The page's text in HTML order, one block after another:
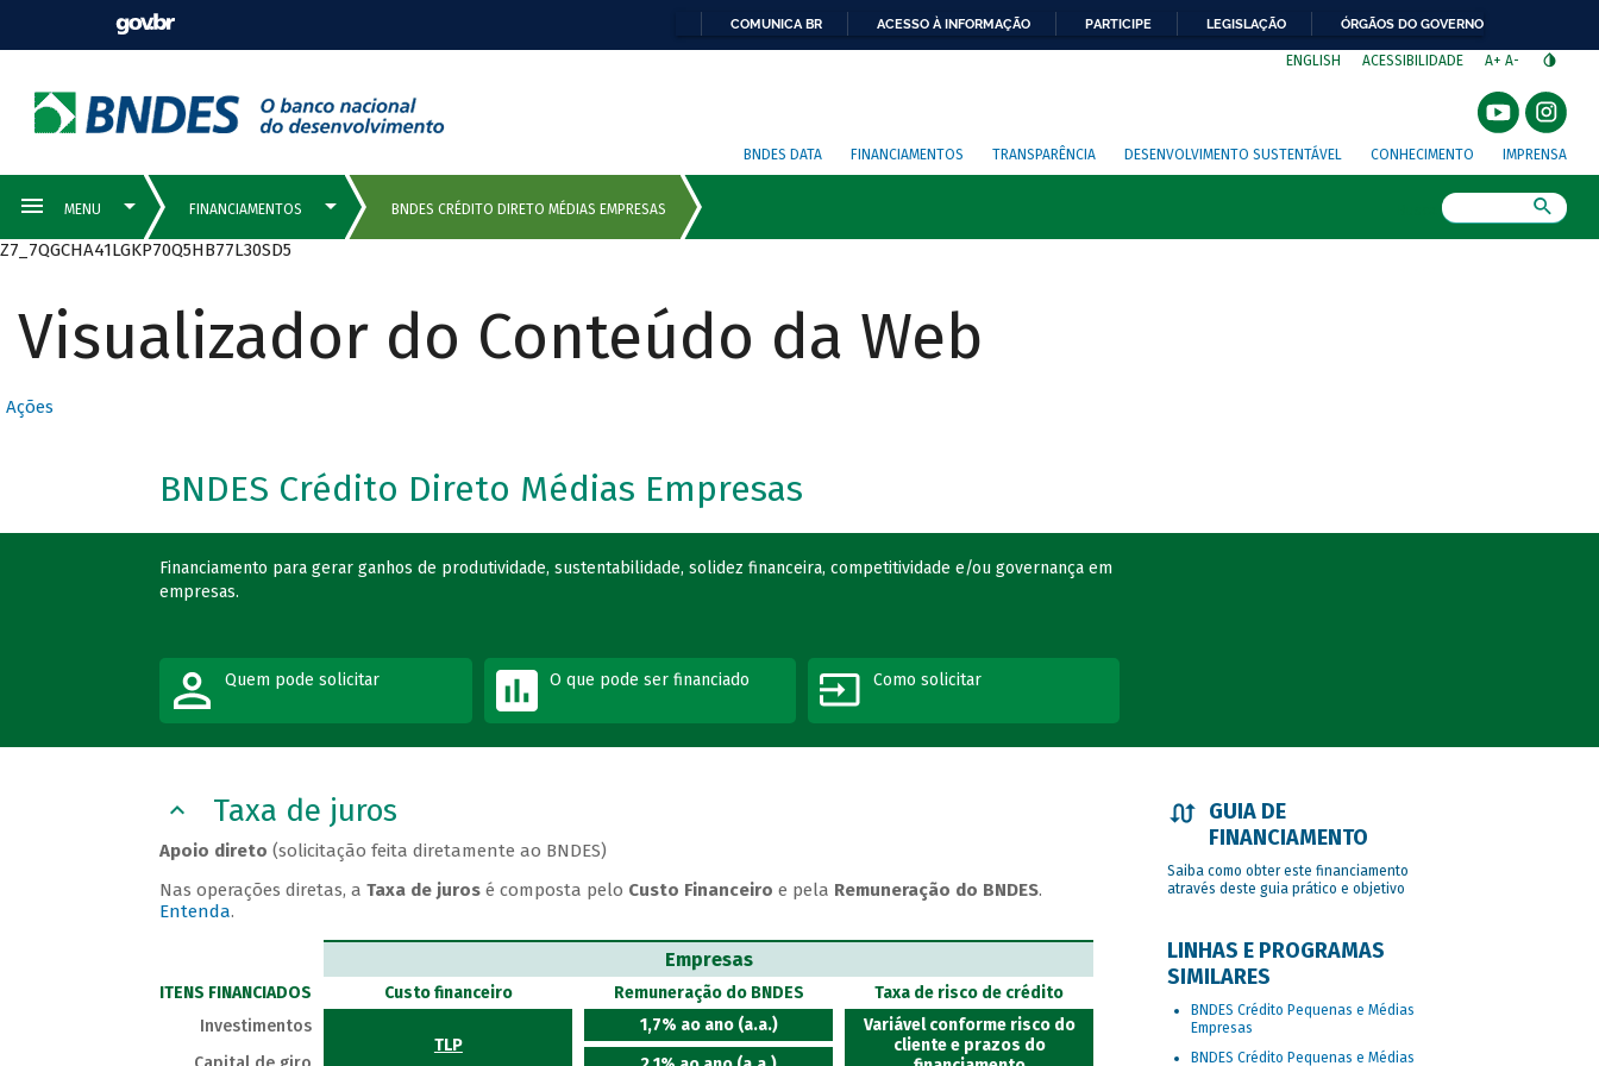
COMUNICA BR ACESSO À INFORMAÇÃO PARTICIPE LEGISLAÇÃO ÓRGÃOS DO GOVERNO
ENGLISH ACESSIBILIDADE A+ A-
BNDES DATA FINANCIAMENTOS TRANSPARÊNCIA DESENVOLVIMENTO SUSTENTÁVEL CONHECIMENTO IMPRENSA
Z7_7QGCHA41LGKP70Q5HB77L30SD5
Visualizador do Conteúdo da Web
Ações
BNDES Crédito Direto Médias Empresas
Financiamento para gerar ganhos de produtividade, sustentabilidade, solidez financeira, competitividade e/ou governança em
empresas.
Quem pode solicitar O que pode ser financiado Como solicitar
Taxa de juros
Apoio direto(solicitação feita diretamente ao BNDES)
Nas operações diretas, aTaxa de juros é composta pelo Custo Financeiro e pela Remuneração do BNDES.
Entenda.
Empresas
ITENS FINANCIADOS Custo financeiro Remuneração do BNDES
Taxa de risco de crédito
Investimentos
TLP
1,7% ao ano (a.a.)
Variável conforme risco do
cliente e prazos do
GUIA DE
FINANCIAMENTO
Saiba como obter este financiamento
através deste guia prático e objetivo
LINHAS E PROGRAMAS
SIMILARES
BNDES Crédito Pequenas e Médias
Empresas
BNDES Crédito Pequenas e Médias